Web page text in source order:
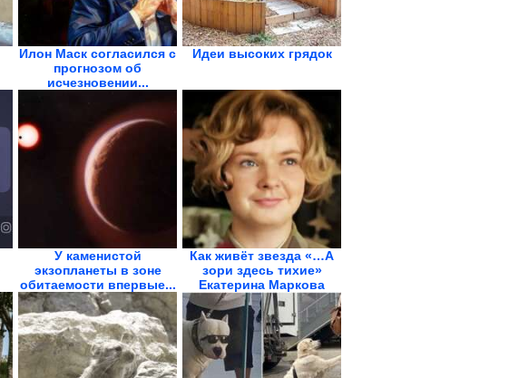
Илон Маск согласился с
прогнозом об
исчезновении...
Идеи высоких грядок
У каменистой
экзопланеты в зоне
обитаемости впервые...
Как живёт звезда «…А
зори здесь тихие»
Екатерина Маркова